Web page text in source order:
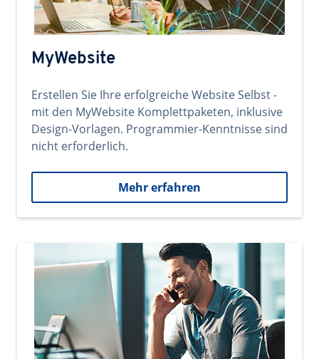
MyWebsite
Erstellen Sie Ihre erfolgreiche Website Selbst -
mit den MyWebsite Komplettpaketen, inklusive
Design-Vorlagen. Programmier-Kenntnisse sind
nicht erforderlich.
Mehr erfahren